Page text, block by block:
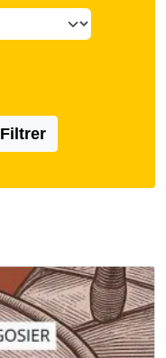
Filtrer